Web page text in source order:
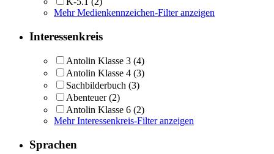
Mehr Medienkennzeichen-Filter anzeigen
Interessenkreis
Antolin Klasse 3 (4)
Antolin Klasse 4 (3)
Sachbilderbuch (3)
Abenteuer (2)
Antolin Klasse 6 (2)
Mehr Interessenkreis-Filter anzeigen
Sprachen